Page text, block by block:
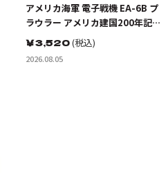
アメリカ海軍 電子戦機 EA-6B プ
ラウラー アメリカ建国200年記念
塗装機 2機セット VAQ-136 ガン
トレット&VAQ-134 ガルーダス
￥3,520(税込)
2026.08.05